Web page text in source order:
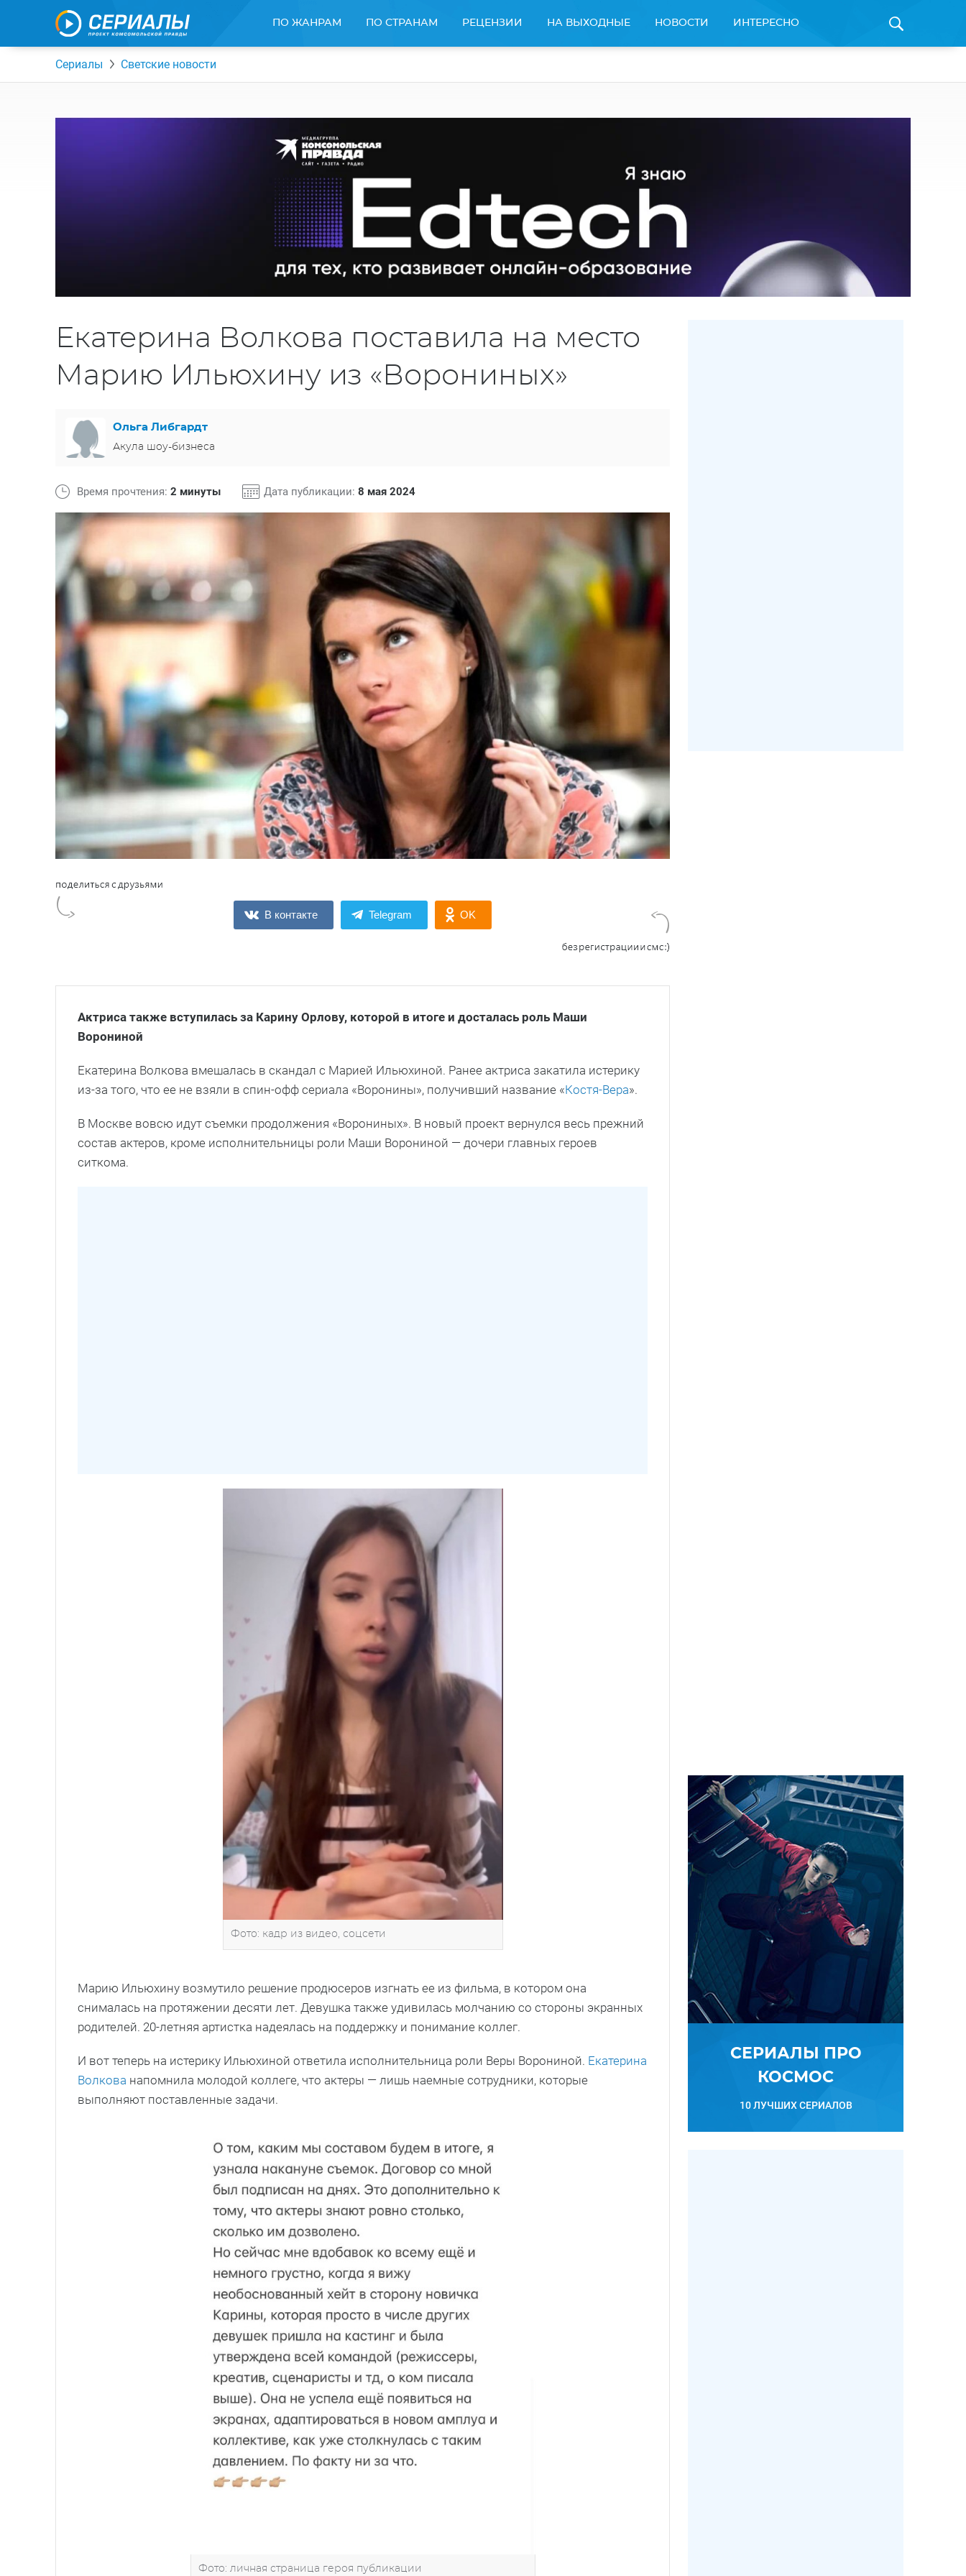
ПО ЖАНРАМ ПО СТРАНАМ РЕЦЕНЗИИ НА ВЫХОДНЫЕ НОВОСТИ ИНТЕРЕСНО
Сериалы Светские новости
Екатерина Волкова поставила на место
Марию Ильюхину из «Ворониных»
Ольга Либгардт
Акула шоу-бизнеса
Время прочтения: 2 минуты Дата публикации: 8 мая 2024
В контакте Telegram OK
Актриса также вступилась за Карину Орлову, которой в итоге и досталась роль Маши
Ворониной
Екатерина Волкова вмешалась в скандал с Марией Ильюхиной. Ранее актриса закатила истерику
из-за того, что ее не взяли в спин-офф сериала «Воронины», получивший название «Костя-Вера».
В Москве вовсю идут съемки продолжения «Ворониных». В новый проект вернулся весь прежний
состав актеров, кроме исполнительницы роли Маши Ворониной — дочери главных героев
ситкома.
Фото: кадр из видео, соцсети
Марию Ильюхину возмутило решение продюсеров изгнать ее из фильма, в котором она
снималась на протяжении десяти лет. Девушка также удивилась молчанию со стороны экранных
родителей. 20-летняя артистка надеялась на поддержку и понимание коллег.
И вот теперь на истерику Ильюхиной ответила исполнительница роли Веры Ворониной. Екатерина
Волкова напомнила молодой коллеге, что актеры — лишь наемные сотрудники, которые
выполняют поставленные задачи.
Фото: личная страница героя публикации
СЕРИАЛЫ ПРО
КОСМОС
10 ЛУЧШИХ СЕРИАЛОВ